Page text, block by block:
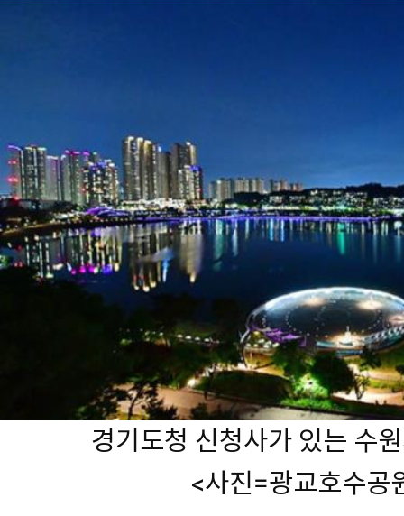
경기도청 신청사가 있는 수
<사진=광교호수공